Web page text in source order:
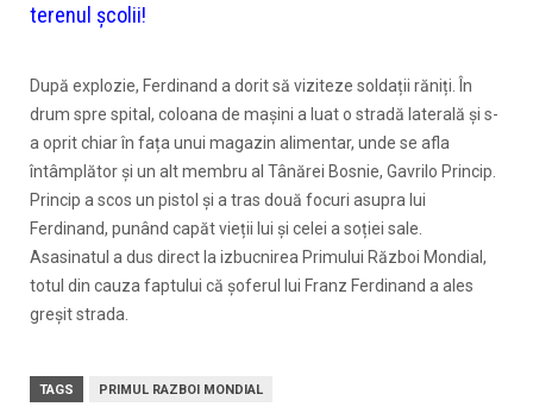
terenul școlii!
După explozie, Ferdinand a dorit să viziteze soldații răniți. În
drum spre spital, coloana de mașini a luat o stradă laterală și s-
a oprit chiar în fața unui magazin alimentar, unde se afla
întâmplător și un alt membru al Tânărei Bosnie, Gavrilo Princip.
Princip a scos un pistol și a tras două focuri asupra lui
Ferdinand, punând capăt vieții lui și celei a soției sale.
Asasinatul a dus direct la izbucnirea Primului Război Mondial,
totul din cauza faptului că șoferul lui Franz Ferdinand a ales
greșit strada.
TAGS PRIMUL RAZBOI MONDIAL